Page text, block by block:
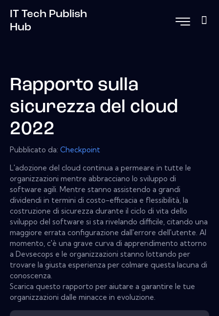
IT Tech Publish
Hub
Rapporto sulla
sicurezza del cloud
2022
Pubblicato da: Checkpoint
L'adozione del cloud continua a permeare in tutte le
organizzazioni mentre abbracciano lo sviluppo di
software agili. Mentre stanno assistendo a grandi
dividendi in termini di costo-efficacia e flessibilità, la
costruzione di sicurezza durante il ciclo di vita dello
sviluppo del software si sta rivelando difficile, citando una
maggiore errata configurazione dall'errore dell'utente. Al
momento, c'è una grave curva di apprendimento attorno
a Devsecops e le organizzazioni stanno lottando per
trovare la giusta esperienza per colmare questa lacuna di
conoscenza.
Scarica questo rapporto per aiutare a garantire le tue
organizzazioni dalle minacce in evoluzione.